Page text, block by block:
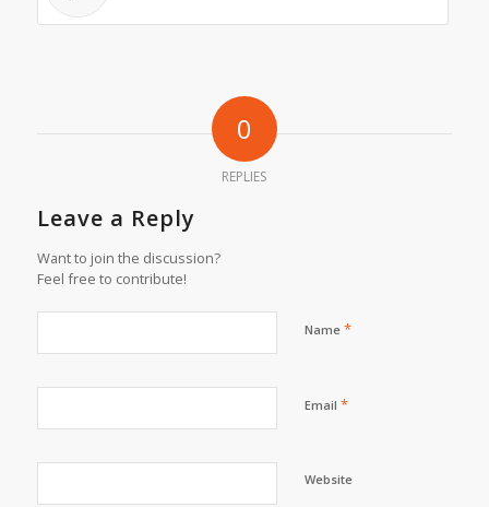
0
REPLIES
Leave a Reply
Want to join the discussion?
Feel free to contribute!
Name *
Email *
Website